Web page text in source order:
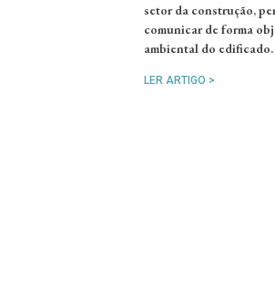
setor da construção,
comunicar de forma
ambiental do
LER ARTIGO >